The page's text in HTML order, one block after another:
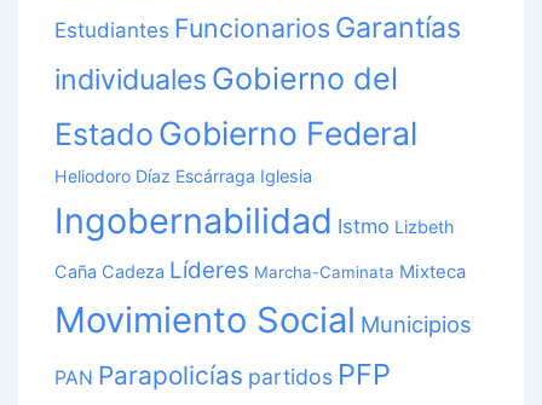
Estudiantes Funcionarios Garantías
individuales Gobierno del
Estado Gobierno Federal
Heliodoro Díaz Escárraga Iglesia
Ingobernabilidad Istmo Lizbeth
Caña Cadeza Líderes Marcha-Caminata Mixteca
Movimiento Social Municipios
PAN Parapolicías partidos PFP